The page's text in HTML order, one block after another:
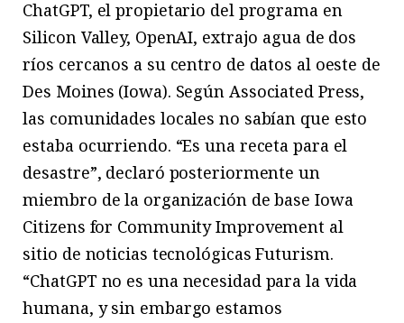
ChatGPT, el propietario del programa en
Silicon Valley, OpenAI, extrajo agua de dos
ríos cercanos a su centro de datos al oeste de
Des Moines (Iowa). Según Associated Press,
las comunidades locales no sabían que esto
estaba ocurriendo. “Es una receta para el
desastre”, declaró posteriormente un
miembro de la organización de base Iowa
Citizens for Community Improvement al
sitio de noticias tecnológicas Futurism.
“ChatGPT no es una necesidad para la vida
humana, y sin embargo estamos